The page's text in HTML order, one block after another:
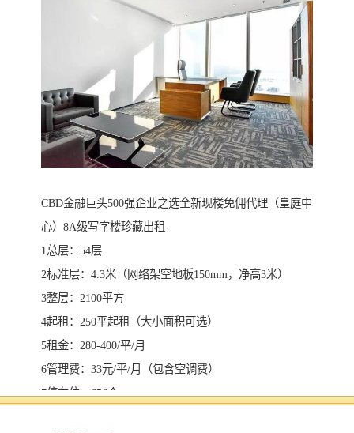
CBD金融巨头500强企业之选全新现楼免佣代理（皇庭中
心）8A级写字楼珍藏出租
1总层：54层
2标准层：4.3米（网络架空地板150mm，净高3米）
3整层：2100平方
4起租：250平起租（大小面积可选）
5租金：280-400/平/月
6管理费：33元/平/月（包含空调费）
7停车位：656个